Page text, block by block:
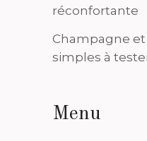
réconfortante
Champagne et
simples à
Menu